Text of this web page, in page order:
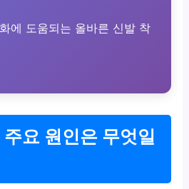
에 도움되는 올바른 신발 착
요 원인은 무엇일